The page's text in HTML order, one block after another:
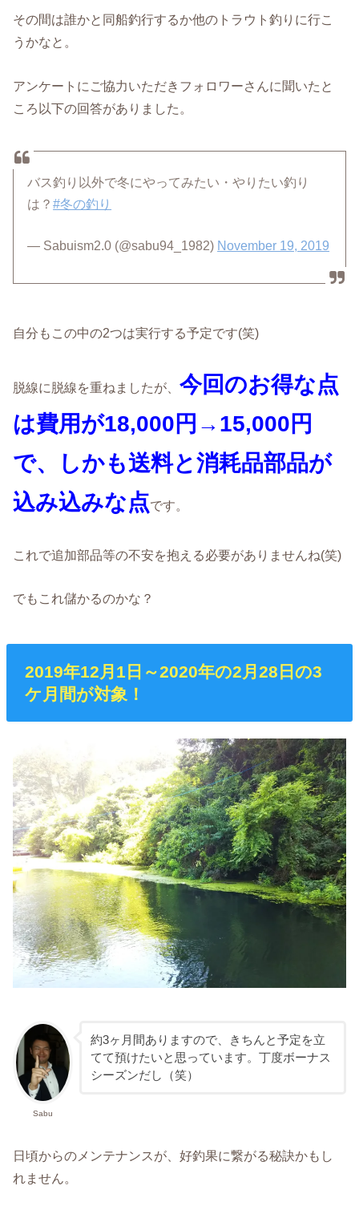
その間は誰かと同船釣行するか他のトラウト釣りに行こ
うかなと。
アンケートにご協力いただきフォロワーさんに聞いたと
ころ以下の回答がありました。
バス釣り以外で冬にやってみたい・やりたい釣り
は？#冬の釣り
— Sabuism2.0 (@sabu94_1982) November 19, 2019
自分もこの中の2つは実行する予定です(笑)
脱線に脱線を重ねましたが、今回のお得な点
は費用が18,000円→15,000円
で、しかも送料と消耗品部品が
込み込みな点です。
これで追加部品等の不安を抱える必要がありませんね(笑)
でもこれ儲かるのかな？
2019年12月1日～2020年の2月28日の3
ケ月間が対象！
Sabu
約3ヶ月間ありますので、きちんと予定を立
てて預けたいと思っています。丁度ボーナス
シーズンだし（笑）
日頃からのメンテナンスが、好釣果に繋がる秘訣かもし
れません。